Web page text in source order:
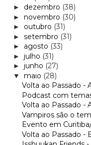
► dezembro (38)
► novembro (30)
► outubro (31)
► setembro (31)
► agosto (33)
► julho (31)
► junho (27)
▼ maio (28)
Volta ao Passado -
Podcast com
Volta ao Passado -
Vampiros são o
Evento em
Volta ao Passado -